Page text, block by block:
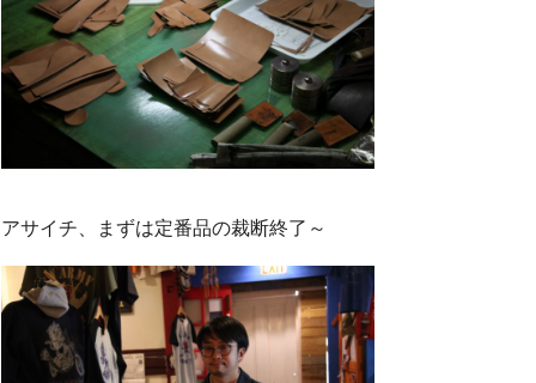
e
o
k
t
t
e
r
e
アサイチ、まずは定番品の裁断終了～